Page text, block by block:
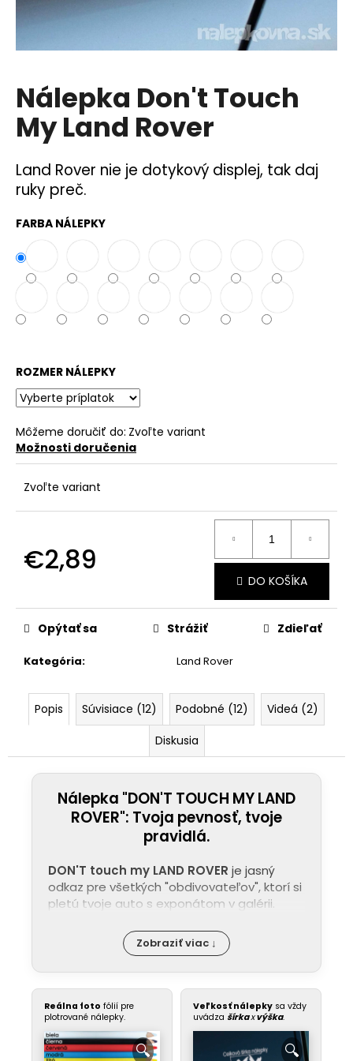
Nálepka Don't Touch
My Land Rover
Land Rover nie je dotykový displej, tak daj
ruky preč.
FARBA NÁLEPKY
ROZMER NÁLEPKY
Môžeme doručiť do: Zvoľte variant
Možnosti doručenia
Zvoľte variant
€2,89
DO KOŠÍKA
Kategória: Land Rover
Opýtať sa Strážiť Zdieľať
Popis Súvisiace (12) Podobné (12)
Videá (2)
Diskusia
Nálepka "DON'T TOUCH MY LAND
ROVER": Tvoja pevnosť, tvoje
pravidlá.
DON'T touch my LAND ROVER je jasný
odkaz pre všetkých "obdivovateľov", ktorí si
pletú tvoje auto s exponátom v galérii.
Zobraziť viac ↓
Reálna foto fólií pre
plotrované nálepky.
Veľkosť nálepky sa vždy
uvádza šírkaxvýška.
á
j
ť
?
HĽADAŤ
O
d
p
o
r
a
m
e